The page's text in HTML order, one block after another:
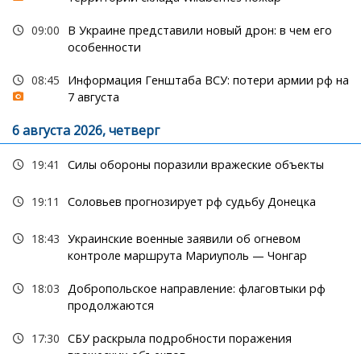
09:00
В Украине представили новый дрон: в чем его
особенности
08:45
Информация Генштаба ВСУ: потери армии рф на
7 августа
6 августа 2026, четверг
19:41 Силы обороны поразили вражеские объекты
19:11 Соловьев прогнозирует рф судьбу Донецка
18:43 Украинские военные заявили об огневом
контроле маршрута Мариуполь — Чонгар
18:03 Добропольское направление: флаговтыки рф
продолжаются
17:30 СБУ раскрыла подробности поражения